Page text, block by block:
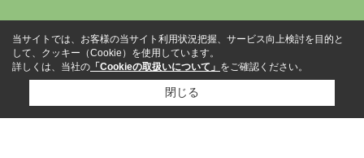
わせください。
当サイトでは、お客様の当サイト利用状況把握、サービス向上検討を目的と
して、クッキー（Cookie）を使用しています。
詳しくは、当社の 「Cookieの取扱いについて」 をご確認ください。
閉じる